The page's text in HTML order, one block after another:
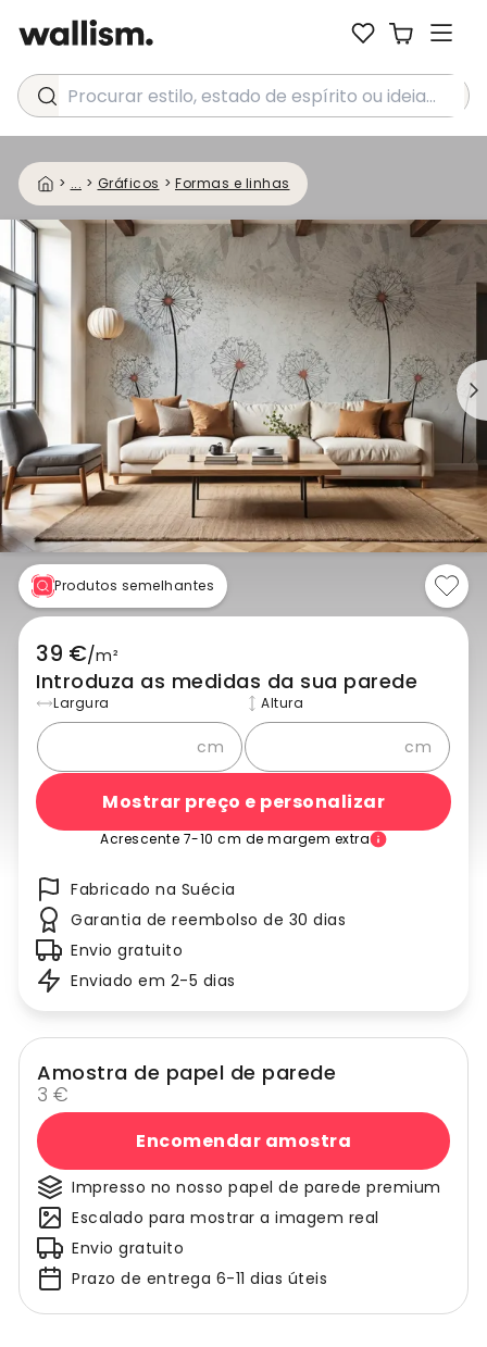
Procurar estilo, estado de espírito ou ideia...
> ... > Gráficos > Formas e linhas
Produtos semelhantes
39 €/m²
Introduza as medidas da sua parede
Largura
cm
Altura
cm
Mostrar preço e personalizar
Acrescente 7-10 cm de margem extra
Fabricado na Suécia
Garantia de reembolso de 30 dias
Envio gratuito
Enviado em 2-5 dias
Amostra de papel de parede
3 €
Encomendar amostra
Impresso no nosso papel de parede premium
Escalado para mostrar a imagem real
Envio gratuito
Prazo de entrega 6-11 dias úteis